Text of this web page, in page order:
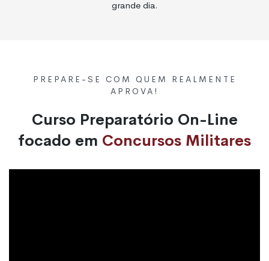
grande dia.
PREPARE-SE COM QUEM REALMENTE
APROVA!
Curso Preparatório On-Line
focado em Concursos Militares